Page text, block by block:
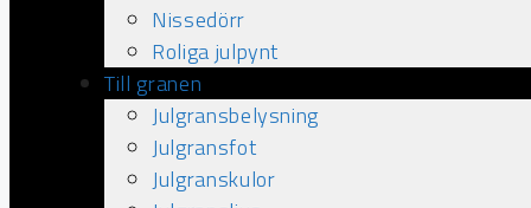
Nissedörr
Roliga julpynt
Till granen
Julgransbelysning
Julgransfot
Julgranskulor